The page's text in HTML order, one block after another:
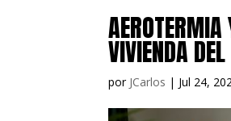
VIVIENDA
por JCarlos | Jul 24,